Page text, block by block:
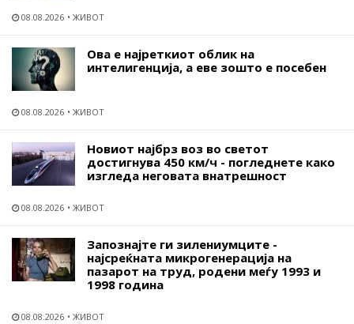
08.08.2026 ЖИВОТ
Ова е најреткиот облик на
интелигенција, а еве зошто е посебен
08.08.2026 ЖИВОТ
Новиот најбрз воз во светот
достигнува 450 км/ч - погледнете како
изгледа неговата внатрешност
08.08.2026 ЖИВОТ
Запознајте ги зилениумците -
најсреќната микрогенерација на
пазарот на труд, родени меѓу 1993 и
1998 година
08.08.2026 ЖИВОТ